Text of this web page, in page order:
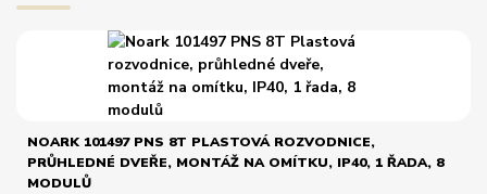
NOARK 101497 PNS 8T PLASTOVÁ ROZVODNICE,
PRŮHLEDNÉ DVEŘE, MONTÁŽ NA OMÍTKU, IP40, 1 ŘADA, 8
MODULŮ